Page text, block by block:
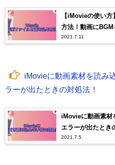
【iMovieの使い
方法！動画にBGM
2021.7.11
iMovieに動画素材を読み
ラーが出たときの対処法！
iMovieに動画素材
エラーが出たとき
2021.7.5